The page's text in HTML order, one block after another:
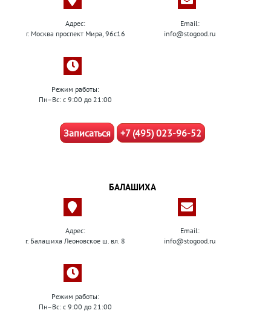
Адрес:
г. Москва проспект Мира, 96с16
Email:
info@stogood.ru
Режим работы:
Пн–Вс: с 9:00 до 21:00
Записаться +7 (495) 023-96-52
БАЛАШИХА
Адрес:
г. Балашиха Леоновское ш. вл. 8
Email:
info@stogood.ru
Режим работы:
Пн–Вс: с 9:00 до 21:00